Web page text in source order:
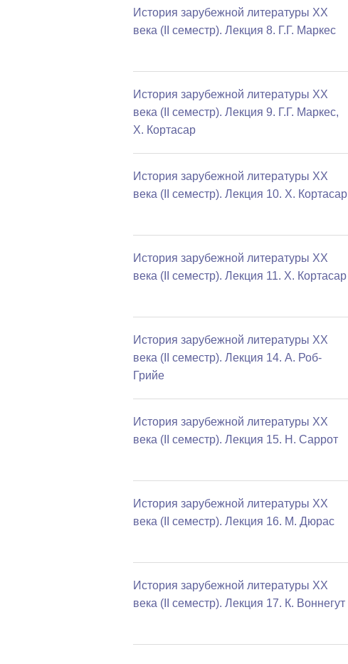
История зарубежной литературы XX
века (II семестр). Лекция 8. Г.Г. Маркес
История зарубежной литературы XX
века (II семестр). Лекция 9. Г.Г. Маркес,
Х. Кортасар
История зарубежной литературы XX
века (II семестр). Лекция 10. Х. Кортасар
История зарубежной литературы XX
века (II семестр). Лекция 11. Х. Кортасар
История зарубежной литературы XX
века (II семестр). Лекция 14. А. Роб-
Грийе
История зарубежной литературы XX
века (II семестр). Лекция 15. Н. Саррот
История зарубежной литературы XX
века (II семестр). Лекция 16. М. Дюрас
История зарубежной литературы XX
века (II семестр). Лекция 17. К. Воннегут